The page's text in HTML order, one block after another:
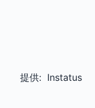
提供: Instatus